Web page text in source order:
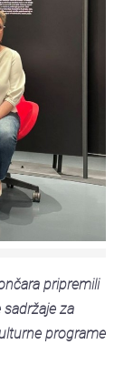
pripremili
za
programe